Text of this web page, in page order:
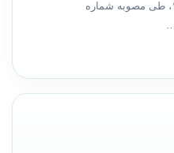
از عملیات اجرایی مصوب ۱۳۸۷/۶/۱۱، طی مصوبه شماره